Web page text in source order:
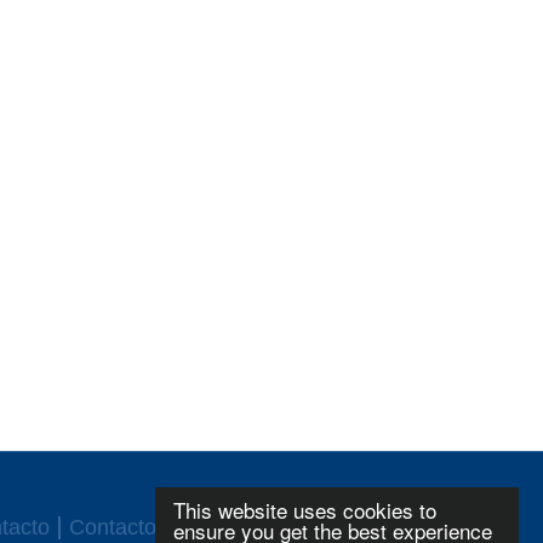
This website uses cookies to
ensure you get the best experience
Contacto CGC Login